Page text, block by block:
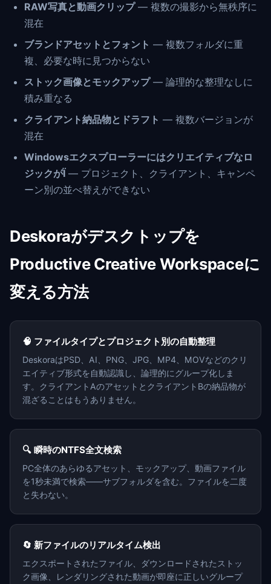
RAW写真と動画クリップ— 複数の撮影から無秩序に
混在
ブランドアセットとフォント — 複数フォルダに重
複、必要な時に見つからない
ストック画像とモックアップ— 論理的な整理なしに
積み重なる
クライアント納品物とドラフト — 複数バージョンが
混在
Windowsエクスプローラーにはクリエイティブなロ
ジックがÏ — プロジェクト、クライアント、キャンペ
ーン別の並べ替えができない
Deskoraがデスクトップを
Productive Creative Workspaceに
変える方法
🧠 ファイルタイプとプロジェクト別の自動整理
DeskoraはPSD、AI、PNG、JPG、MP4、MOVなどのクリ
エイティブ形式を自動認識し、論理的にグループ化しま
す。クライアントAのアセットとクライアントBの納品物が
混ざることはもうありません。
🔍 瞬時のNTFS全文検索
PC全体のあらゆるアセット、モックアップ、動画ファイル
を1秒未満で検索——サブフォルダを含む。ファイルを二度
と失わない。
🔄 新ファイルのリアルタイム検出
エクスポートされたファイル、ダウンロードされたストッ
ク画像、レンダリングされた動画が即座に正しいグループ